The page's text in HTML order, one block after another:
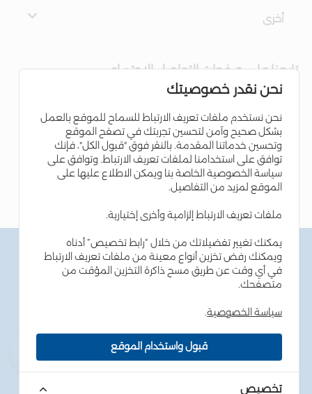
أخرى
تابعنا على صفحات التواصل الاجتماعي
الشروط والاحكام
سياسة الخصوصية
سياسة ملفات تعريف الارتباط
حقوق الطبع والنشر © 2026 بنك الإسكان - جميع الحقوق
محفوظة. طور بواسطةdot.jo
نحن نقدر خصوصيتك
نحن نستخدم ملفات تعريف الارتباط للسماح للموقع بالعمل
بشكل صحيح وآمن لتحسين تجربتك في تصفح الموقع
وتحسين خدماتنا المقدمة. بالنقر فوق "قبول الكل"، فإنك
توافق على استخدامنا لملفات تعريف الارتباط. وتوافق على
سياسة الخصوصية الخاصة بنا ويمكن الاطلاع عليها على
الموقع لمزيد من التفاصيل.
ملفات تعريف الارتباط إلزامية وأخرى إختيارية.
يمكنك تغيير تفضيلاتك من خلال “رابط تخصيص” أدناه
ويمكنك رفض تخزين أنواع معينة من ملفات تعريف الارتباط
في أي وقت عن طريق مسح ذاكرة التخزين المؤقت من
متصفحك.
سياسة الخصوصية.
قبول واستخدام الموقع
تخصيص